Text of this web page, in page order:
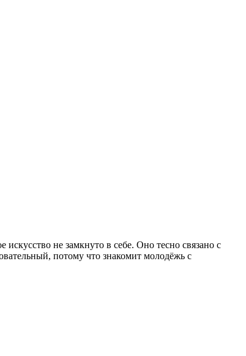
не замкнуто в себе. Оно тесно связано с
потому что знакомит молодёжь с